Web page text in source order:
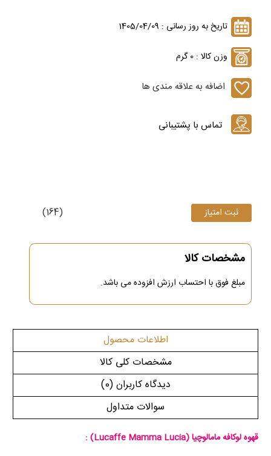
تاریخ به روز رسانی : 1405/04/09
وزن کالا : 0 گرم
اضافه به علاقه مندی ها
(164)
مشخصات کالا
مبلغ فوق با احتساب ارزش افزوده می باشد.
اطلاعات محصول
مشخصات کلی کالا
دیدگاه کاربران(0)
سوالات متداول
قهوه لوکافه مامالوچیا (Lucaffe Mamma Lucia) :